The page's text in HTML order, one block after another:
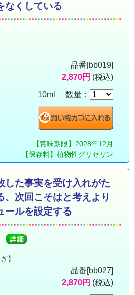
なくしている
品番[bb019]
2,870円 (税込)
10ml 数量：
【賞味期限】2028年12月
【保存料】植物性グリセリン
した事実を受け入れがた
、次回こそはと考えより
ールを設定する
】
品番[bb027]
2,870円 (税込)